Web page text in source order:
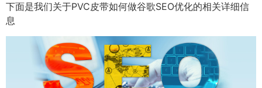
下面是我们关于PVC皮带如何做谷歌SEO优化的相关详细信
息